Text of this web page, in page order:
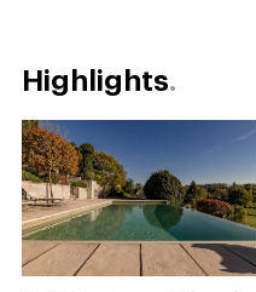
Highlights